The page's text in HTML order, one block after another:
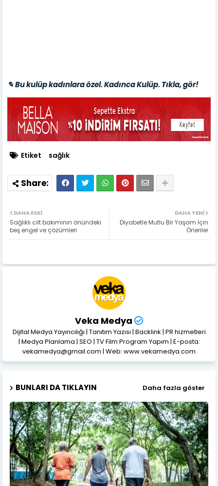
✎ Bu kulüp kadınlara özel. Kadınca Kulüp. Tıkla, gör!
Etiket sağlık
DAHA YENI
Diyabetle Mutlu Bir Yaşam İçin
Öneriler
DAHA ESKI
Sağlıklı cilt bakımının önündeki
beş engel ve çözümleri
Veka Medya
Dijital Medya Yayıncılığı | Tanıtım Yazısı | Backlink | PR hizmetleri
| Medya Planlama | SEO | TV Film Program Yapım | E-posta:
vekamedya@gmail.com | Web: www.vekamedya.com
BUNLARI DA TIKLAYIN Daha fazla göster